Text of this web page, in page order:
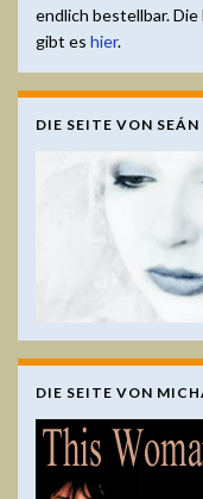
endlich bestellbar. Die
gibt es hier.
DIE SEITE VON SEÁN
DIE SEITE VON